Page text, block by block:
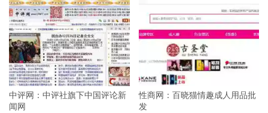
中评网：中评社旗下中国评论新
闻网
性商网：百晓猫情趣成人用品批
发